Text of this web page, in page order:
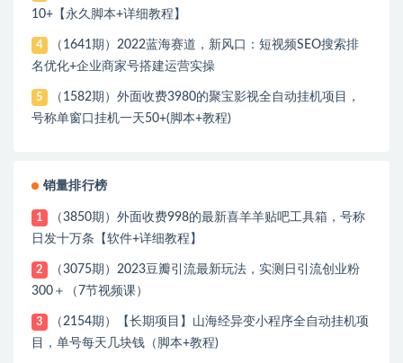
10+【永久脚本+详细教程】
4
（1641期）2022蓝海赛道，新风口：短视频SEO搜索排
名优化+企业商家号搭建运营实操
5
（1582期）外面收费3980的聚宝影视全自动挂机项目，
号称单窗口挂机一天50+(脚本+教程)
销量排行榜
1
（3850期）外面收费998的最新喜羊羊贴吧工具箱，号称
日发十万条【软件+详细教程】
2
（3075期）2023豆瓣引流最新玩法，实测日引流创业粉
300＋（7节视频课）
3
（2154期）【长期项目】山海经异变小程序全自动挂机项
目，单号每天几块钱（脚本+教程)